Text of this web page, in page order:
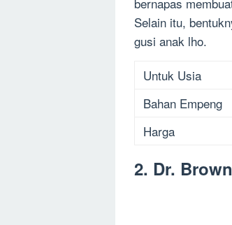
Selain itu,
gusi anak lho.
Untuk Usia
Bahan Empeng
Harga
2. Dr.